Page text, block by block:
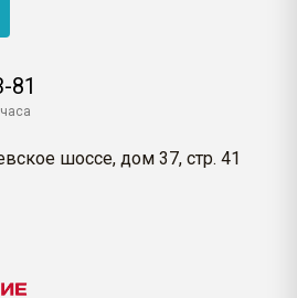
81
шоссе, дом 37, стр. 41